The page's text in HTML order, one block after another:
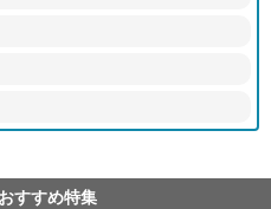
すすめ特集